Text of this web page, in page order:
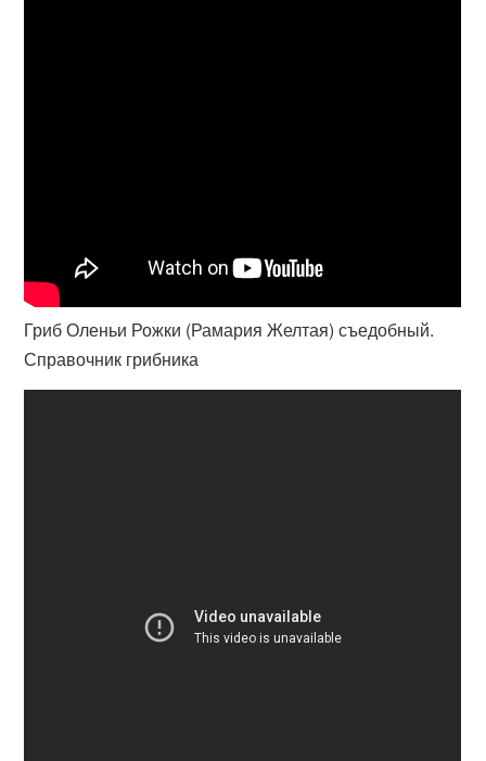
Гриб Оленьи Рожки (Рамария Желтая) съедобный.
Справочник грибника